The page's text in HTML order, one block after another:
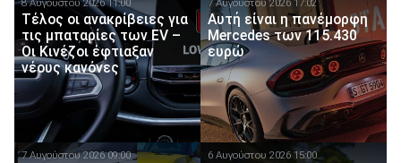
8 Αυγούστου 2026 11:00
Τέλος οι ανακρίβειες για
τις μπαταρίες των EV –
Οι Κινέζοι έφτιαξαν
νέους κανόνες
7 Αυγούστου 2026 17:02
Αυτή είναι η πανέμορφη
Mercedes των 115.430
ευρώ
7 Αυγούστου 2026 09:00 6 Αυγούστου 2026 15:00